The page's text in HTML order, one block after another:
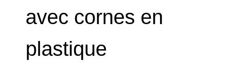
avec cornes en
plastique